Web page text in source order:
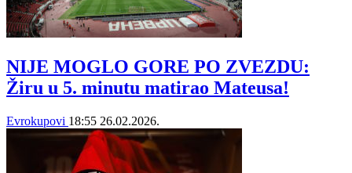
NIJE MOGLO GORE PO ZVEZDU:
Žiru u 5. minutu matirao Mateusa!
Evrokupovi 18:55 26.02.2026.